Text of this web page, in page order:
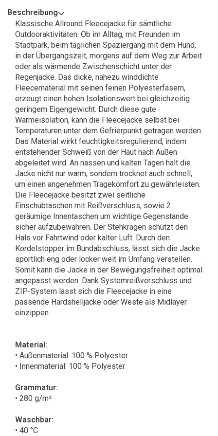
Beschreibung
Klassische Allround Fleecejacke für sämtliche
Outdooraktivitäten. Ob im Alltag, mit Freunden im
Stadtpark, beim täglichen Spaziergang mit dem Hund,
in der Übergangszeit, morgens auf dem Weg zur Arbeit
oder als wärmende Zwischenschicht unter der
Regenjacke. Das dicke, nahezu winddichte
Fleecematerial mit seinen feinen Polyesterfasern,
erzeugt einen hohen Isolationswert bei gleichzeitig
geringem Eigengewicht. Durch diese gute
Wärmeisolation, kann die Fleecejacke selbst bei
Temperaturen unter dem Gefrierpunkt getragen werden.
Das Material wirkt feuchtigkeitsregulierend, indem
entstehender Schweiß von der Haut nach Außen
abgeleitet wird. An nassen und kalten Tagen hält die
Jacke nicht nur warm, sondern trocknet auch schnell,
um einen angenehmen Tragekomfort zu gewährleisten.
Die Fleecejacke besitzt zwei seitliche
Einschubtaschen mit Reißverschluss, sowie 2
geräumige Innentaschen um wichtige Gegenstände
sicher aufzubewahren. Der Stehkragen schützt den
Hals vor Fahrtwind oder kalter Luft. Durch den
Kordelstopper im Bundabschluss, lässt sich die Jacke
sportlich eng oder locker weit im Umfang verstellen.
Somit kann die Jacke in der Bewegungsfreiheit optimal
angepasst werden. Dank Systemreißverschluss und
ZIP-System lässt sich die Fleecejacke in eine
passende Hardshelljacke oder Weste als Midlayer
einzippen.
Material:
• Außenmaterial: 100 % Polyester
• Innenmaterial: 100 % Polyester
Grammatur:
• 280 g/m²
Waschbar:
• 40 °C